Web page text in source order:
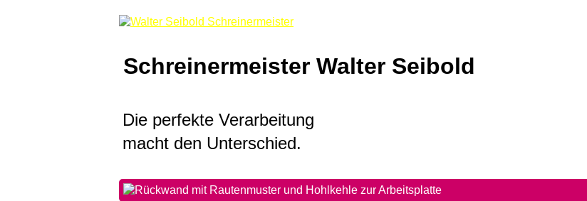
Schreinermeister Walter Seibold
Die perfekte Verarbeitung
macht den Unterschied.